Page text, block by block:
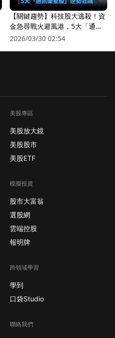
【關鍵趨勢】科技股大逃殺！資
金急尋戰火避風港，5大「通訊
衛星股」逆勢狂飆
2026/03/30 02:54
美股專區
美股放大鏡
美股股市
美股ETF
模擬投資
股市大富翁
選股網
雲端控股
報明牌
跨領域學習
學到
口袋Studio
聯絡我們